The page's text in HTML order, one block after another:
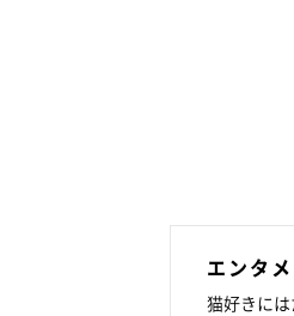
エンタメ
猫好きに